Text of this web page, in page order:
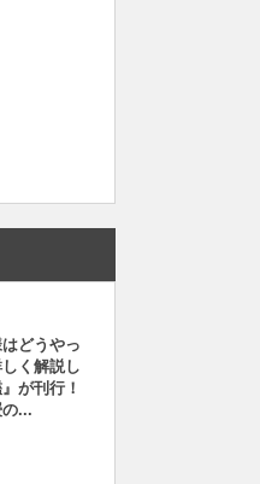
どうやっ
く解説し
が刊行！
...